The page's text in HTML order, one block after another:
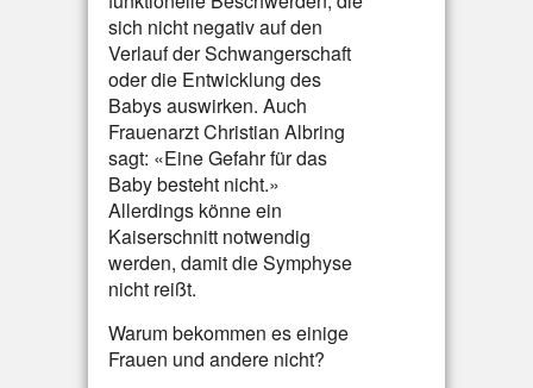
sich nicht negativ auf den
Verlauf der Schwangerschaft
oder die Entwicklung des
Babys auswirken. Auch
Frauenarzt Christian Albring
sagt: «Eine Gefahr für das
Baby besteht nicht.»
Allerdings könne ein
Kaiserschnitt notwendig
werden, damit die Symphyse
nicht reißt.
Warum bekommen es einige
Frauen und andere nicht?